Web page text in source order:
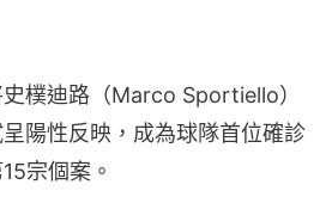
樸迪路（Marco Sportiello）
陽性反映，成為球隊首位確診
宗個案。